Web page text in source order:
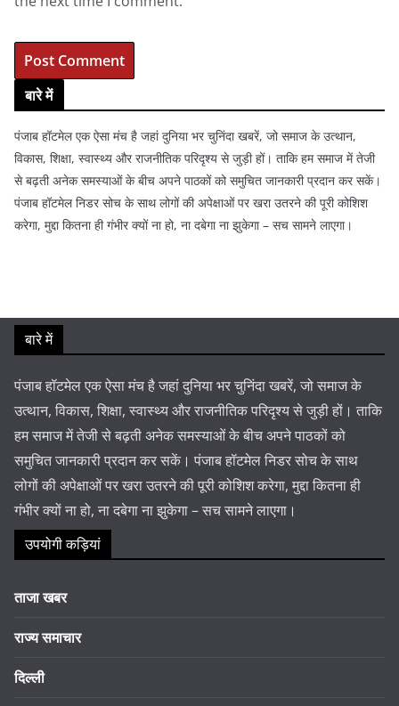
बारे में
पंजाब हॉटमेल एक ऐसा मंच है जहां दुनिया भर चुनिंदा खबरें, जो समाज के उत्थान,
विकास, शिक्षा, स्वास्थ्य और राजनीतिक परिदृश्य से जुड़ी हों। ताकि हम समाज में तेजी
से बढ़ती अनेक समस्याओं के बीच अपने पाठकों को समुचित जानकारी प्रदान कर सकें।
पंजाब हॉटमेल निडर सोच के साथ लोगों की अपेक्षाओं पर खरा उतरने की पूरी कोशिश
करेगा, मुद्दा कितना ही गंभीर क्यों ना हो, ना दबेगा ना झुकेगा – सच सामने लाएगा।
बारे में
पंजाब हॉटमेल एक ऐसा मंच है जहां दुनिया भर चुनिंदा खबरें, जो समाज के
उत्थान, विकास, शिक्षा, स्वास्थ्य और राजनीतिक परिदृश्य से जुड़ी हों। ताकि
हम समाज में तेजी से बढ़ती अनेक समस्याओं के बीच अपने पाठकों को
समुचित जानकारी प्रदान कर सकें। पंजाब हॉटमेल निडर सोच के साथ
लोगों की अपेक्षाओं पर खरा उतरने की पूरी कोशिश करेगा, मुद्दा कितना ही
गंभीर क्यों ना हो, ना दबेगा ना झुकेगा – सच सामने लाएगा।
उपयोगी कड़ियां
ताजा खबर
राज्य समाचार
दिल्ली